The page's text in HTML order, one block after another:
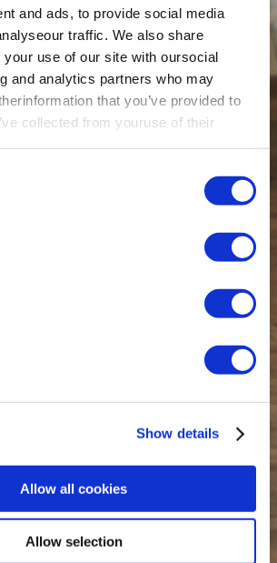
and ads, to provide social media
traffic. We also share
your use of our site with oursocial
and analytics partners who may
that you’ve provided to
collected from youruse of their
Show details
Allow all cookies
Allow selection